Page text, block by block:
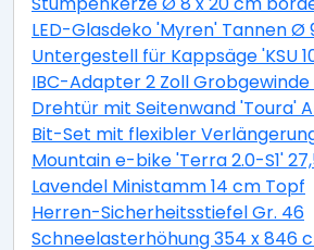
LED-Glasdeko 'Myren' Tannen Ø
Untergestell für Kappsäge 'KSU
IBC-Adapter 2 Zoll Grobgewinde
Drehtür mit Seitenwand 'Toura'
Bit-Set mit flexibler
Mountain e-bike 'Terra 2.0-S1'
Lavendel Ministamm 14 cm Topf
Herren-Sicherheitsstiefel Gr. 46
Schneelasterhöhung 354 x 846